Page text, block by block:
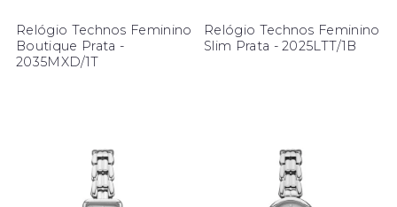
Relógio Technos Feminino
Boutique Prata -
2035MXD/1T
Relógio Technos Feminino
Slim Prata - 2025LTT/1B